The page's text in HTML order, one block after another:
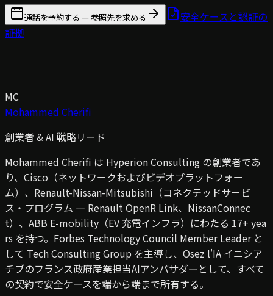
通話を予約する — 参照先を求める
安全ケースと認証の
証拠
MC
Mohammed Cherifi
創業者 & AI 戦略リード
Mohammed Cherifi は Hyperion Consulting の創業者であ
り、Cisco（ネットワークおよびビデオプラットフォー
ム）、Renault-Nissan-Mitsubishi（コネクテッドサービ
ス・プログラム — Renault OpenR Link、NissanConnec
t）、ABB E-mobility（EV 充電インフラ）にわたる 17+ yea
rs を持つ。Forbes Technology Council Member Leader と
して Tech Consulting Group を主導し、Osez l'IA イニシア
チブのフランス政府産業担当AIアンバサダーとして、すべて
の契約で安全ケースを端から端まで所有する。